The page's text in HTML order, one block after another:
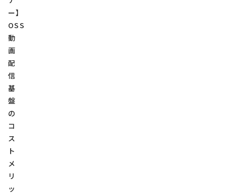
ー】
OSS
動
画
配
信
基
盤
の
コ
ス
ト
メ
リ
ッ